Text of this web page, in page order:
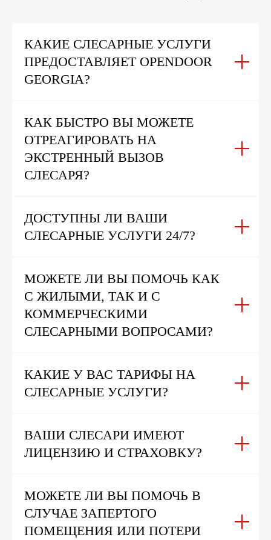
КАКИЕ СЛЕСАРНЫЕ УСЛУГИ
ПРЕДОСТАВЛЯЕТ OPENDOOR
GEORGIA?
КАК БЫСТРО ВЫ МОЖЕТЕ
ОТРЕАГИРОВАТЬ НА
ЭКСТРЕННЫЙ ВЫЗОВ
СЛЕСАРЯ?
ДОСТУПНЫ ЛИ ВАШИ
СЛЕСАРНЫЕ УСЛУГИ 24/7?
МОЖЕТЕ ЛИ ВЫ ПОМОЧЬ КАК
С ЖИЛЫМИ, ТАК И С
КОММЕРЧЕСКИМИ
СЛЕСАРНЫМИ ВОПРОСАМИ?
КАКИЕ У ВАС ТАРИФЫ НА
СЛЕСАРНЫЕ УСЛУГИ?
ВАШИ СЛЕСАРИ ИМЕЮТ
ЛИЦЕНЗИЮ И СТРАХОВКУ?
МОЖЕТЕ ЛИ ВЫ ПОМОЧЬ В
СЛУЧАЕ ЗАПЕРТОГО
ПОМЕЩЕНИЯ ИЛИ ПОТЕРИ